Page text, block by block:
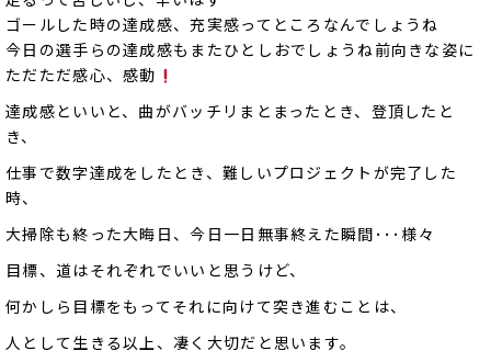
ゴールした時の達成感、充実感ってところなんでしょうね
今日の選手らの達成感もまたひとしおでしょうね前向きな姿に
ただただ感心、感動
達成感といいと、曲がバッチリまとまったとき、登頂したと
き、
仕事で数字達成をしたとき、難しいプロジェクトが完了した
時、
大掃除も終った大晦日、今日一日無事終えた瞬間･･･様々
目標、道はそれぞれでいいと思うけど、
何かしら目標をもってそれに向けて突き進むことは、
人として生きる以上、凄く大切だと思います。